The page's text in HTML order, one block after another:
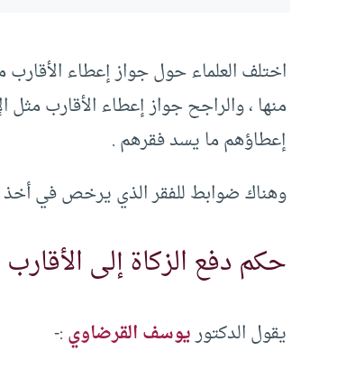
اختلف العلماء حول جواز إعطاء الأقارب
منها ، والراجح جواز إعطاء الأقارب مثل
إعطاؤهم ما يسد فقرهم .
وهناك ضوابط للفقر الذي يرخص في أخذ
حكم دفع الزكاة إلى الأقارب
يقول الدكتوريوسف القرضاوي:-